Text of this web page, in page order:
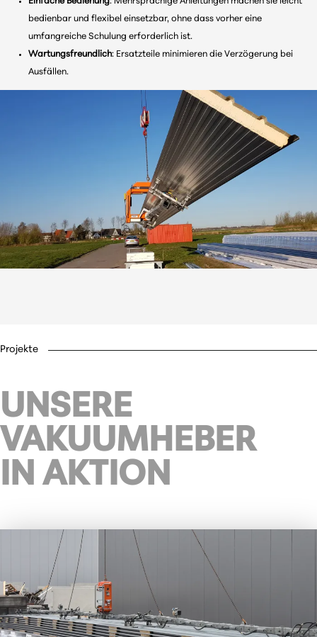
Neben dem Kauf bieten wir unsere Saugnäpfe auch zur Miete an.
Erkundigen Sie sich nach den Möglichkeiten.
bedienbar und flexibel einsetzbar, ohne dass vorher eine
umfangreiche Schulung erforderlich ist.
Wartungsfreundlich: Ersatzteile minimieren die Verzögerung bei
Ausfällen.
Projekte
UNSERE
VAKUUMHEBER
IN AKTION